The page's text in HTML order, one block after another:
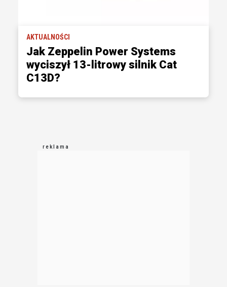
AKTUALNOŚCI
Jak Zeppelin Power Systems
wyciszył 13-litrowy silnik Cat
C13D?